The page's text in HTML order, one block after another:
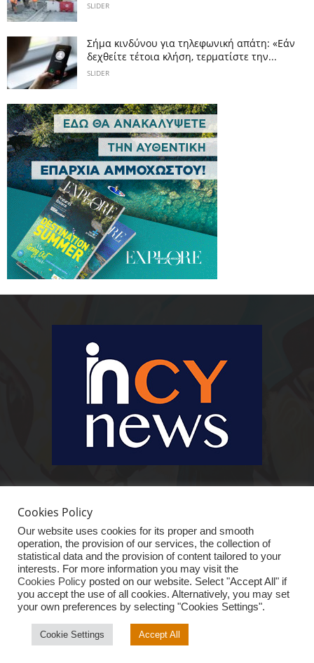
SLIDER
Σήμα κινδύνου για τηλεφωνική απάτη: «Εάν
δεχθείτε τέτοια κλήση, τερματίστε την...
SLIDER
είστε πραγματικά in cynews στην επικαιρότητα.
ΑΡΧΙΚΗ ΕΙΔΗΣΕΙΣ ΚΥΠΡΟΣ ΚΟΣΜΟΣ
ΟΙΚΟΝΟΜΙΑ
VIRAL
ΑΠΟΨΗ ΕΠΙΧΕΙΡΗΜΑΤΙΚΟ “iN”
Cookies Policy
Our website uses cookies for its proper and smooth
operation, the provision of our services, the collection of
statistical data and the provision of content tailored to your
interests. For more information you may visit the
Cookies Policy posted on our website. Select "Accept All" if
you accept the use of all cookies. Alternatively, you may set
your own preferences by selecting "Cookies Settings".
Cookie Settings Accept All